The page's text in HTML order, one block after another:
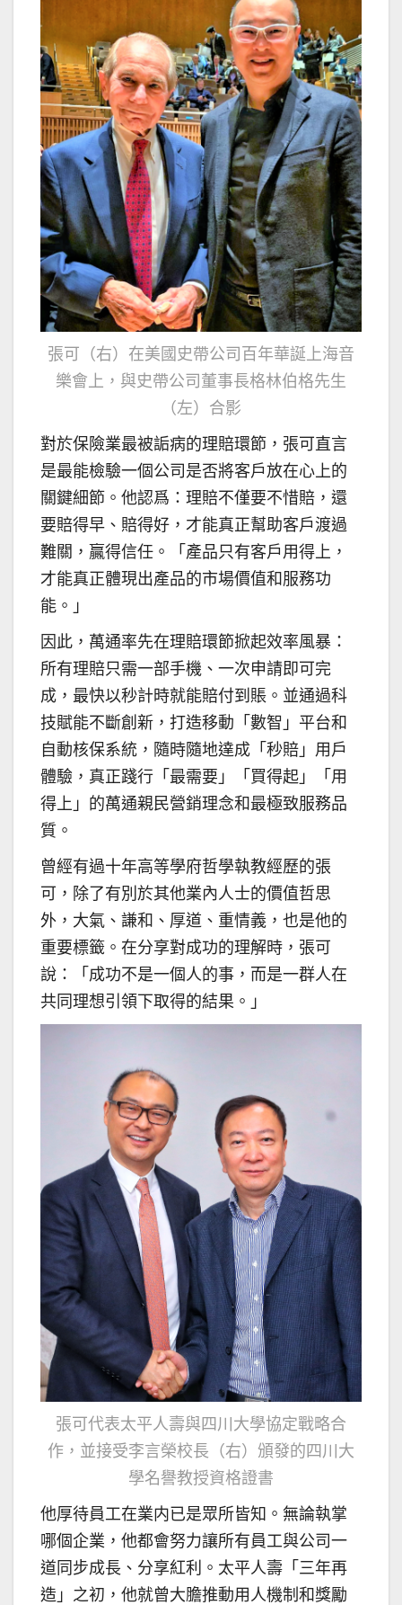
張可（右）在美國史帶公司百年華誕上海音
樂會上，與史帶公司董事長格林伯格先生
（左）合影
對於保險業最被詬病的理賠環節，張可直言
是最能檢驗一個公司是否將客戶放在心上的
關鍵細節。他認爲：理賠不僅要不惜賠，還
要賠得早、賠得好，才能真正幫助客戶渡過
難關，贏得信任。「產品只有客戶用得上，
才能真正體現出產品的市場價值和服務功
能。」
因此，萬通率先在理賠環節掀起效率風暴：
所有理賠只需一部手機、一次申請即可完
成，最快以秒計時就能賠付到賬。並通過科
技賦能不斷創新，打造移動「數智」平台和
自動核保系統，隨時隨地達成「秒賠」用戶
體驗，真正踐行「最需要」「買得起」「用
得上」的萬通親民營銷理念和最極致服務品
質。
曾經有過十年高等學府哲學執教經歷的張
可，除了有別於其他業內人士的價值哲思
外，大氣、謙和、厚道、重情義，也是他的
重要標籤。在分享對成功的理解時，張可
說：「成功不是一個人的事，而是一群人在
共同理想引領下取得的結果。」
張可代表太平人壽與四川大學協定戰略合
作，並接受李言榮校長（右）頒發的四川大
學名譽教授資格證書
他厚待員工在業内已是眾所皆知。無論執掌
哪個企業，他都會努力讓所有員工與公司一
道同步成長、分享紅利。太平人壽「三年再
造」之初，他就曾大膽推動用人機制和獎勵